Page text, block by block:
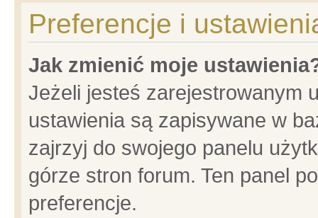
Preferencje i
Jak zmienić moje
Jeżeli jesteś zarejestrowanym
ustawienia są zapisywane w
zajrzyj do swojego panelu
górze stron forum. Ten panel
preferencje.